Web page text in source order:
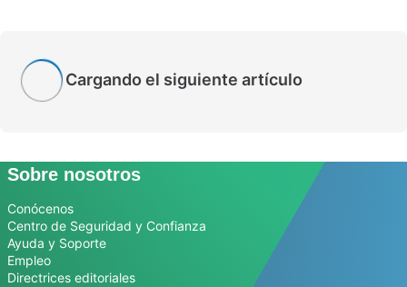
Cargando el siguiente artículo
Sobre nosotros
Conócenos
Centro de Seguridad y Confianza
Ayuda y Soporte
Empleo
Directrices editoriales